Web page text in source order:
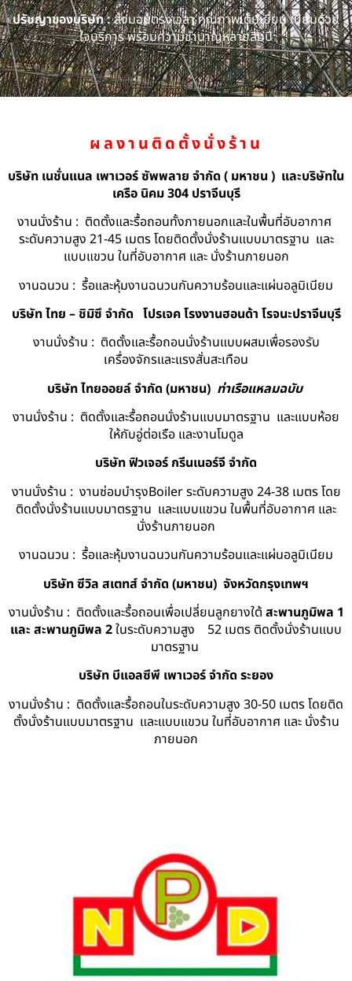
ปรัชญาของบริษัท :ส่งมอบตรงเวลา คุณภาพเต็มเยี่ยม เปี่ยมด้วย
ใจบริการ พร้อมความชำนาญหลายสิบปี
ผลงานติดตั้งนั่งร้าน
บริษัท เนชั่นแนล เพาเวอร์ ซัพพลาย จำกัด ( มหาชน ) และบริษัทใน
เครือ นิคม 304 ปราจีนบุรี
งานนั่งร้าน : ติดตั้งและรื้อถอนทั้งภายนอกและในพื้นที่อับอากาศ
ระดับความสูง 21-45 เมตร โดยติดตั้งนั่งร้านแบบมาตรฐาน และ
แบบแขวน ในที่อับอากาศ และ นั่งร้านภายนอก
งานฉนวน : รื้อและหุ้มงานฉนวนกันความร้อนและแผ่นอลูมิเนียม
บริษัท ไทย – ชิมิซึ จำกัด โปรเจค โรงงานฮอนด้า โรจนะปราจีนบุรี
งานนั่งร้าน : ติดตั้งและรื้อถอนนั่งร้านแบบผสมเพื่อรองรับ
เครื่องจักรและแรงสั่นสะเทือน
บริษัท ไทยออยล์ จํากัด (มหาชน) ท่าเรือแหลมฉบับ
งานนั่งร้าน : ติดตั้งและรื้อถอนนั่งร้านแบบมาตรฐาน และแบบห้อย
ให้กับอู่ต่อเรือ และงานโมดูล
บริษัท ฟิวเจอร์ กรีนเนอร์จี จำกัด
งานนั่งร้าน : งานซ่อมบำรุงBoiler ระดับความสูง 24-38 เมตร โดย
ติดตั้งนั่งร้านแบบมาตรฐาน และแบบแขวน ในพื้นที่อับอากาศ และ
นั่งร้านภายนอก
งานฉนวน : รื้อและหุ้มงานฉนวนกันความร้อนและแผ่นอลูมิเนียม
บริษัท ซีวิล สเตทส์ จำกัด (มหาชน) จังหวัดกรุงเทพฯ
งานนั่งร้าน : ติดตั้งและรื้อถอนเพื่อเปลี่ยนลูกยางใต้ สะพานภูมิพล 1
และ สะพานภูมิพล 2ในระดับความสูง 52 เมตร ติดตั้งนั่งร้านแบบ
มาตรฐาน
บริษัท บีแอลซีพี เพาเวอร์ จำกัด ระยอง
งานนั่งร้าน : ติดตั้งและรื้อถอนในระดับความสูง 30-50 เมตร โดยติด
ตั้งนั่งร้านแบบมาตรฐาน และแบบแขวน ในที่อับอากาศ และ นั่งร้าน
ภายนอก